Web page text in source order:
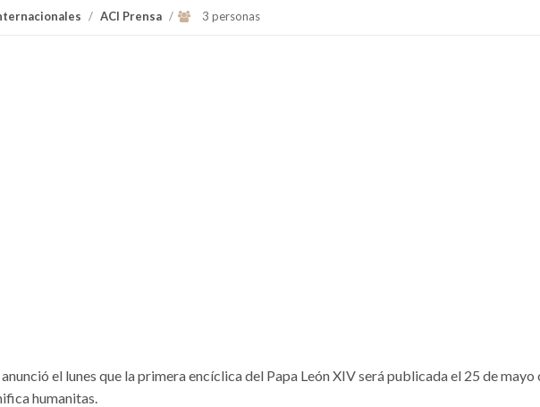
/ ACI Prensa / 3 personas
el lunes que la primera encíclica del Papa León XIV será publicada el 25 de mayo
humanitas.